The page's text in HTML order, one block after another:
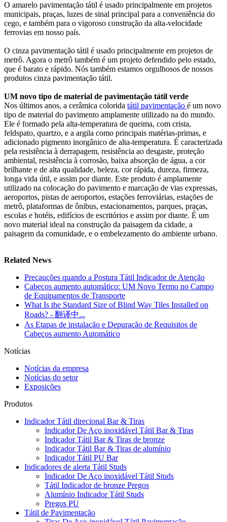
O amarelo pavimentação tátil é usado principalmente em projetos
municipais, praças, luzes de sinal principal para a conveniência do
cego, e também para o vigoroso construção da alta-velocidade
ferrovias em nosso país.
O cinza pavimentação tátil é usado principalmente em projetos de
metrô. Agora o metrô também é um projeto defendido pelo estado,
que é barato e rápido. Nós também estamos orgulhosos de nossos
produtos cinza pavimentação tátil.
UM novo tipo de material de pavimentação tátil verde
Nos últimos anos, a cerâmica colorida tátil pavimentação é um novo
tipo de material do pavimento amplamente utilizado na do mundo.
Ele é formado pela alta-temperatura de queima, com crista,
feldspato, quartzo, e a argila como principais matérias-primas, e
adicionado pigmento inorgânico de alta-temperatura. É caracterizada
pela resistência à derrapagem, resistência ao desgaste, proteção
ambiental, resistência à corrosão, baixa absorção de água, a cor
brilhante e de alta qualidade, beleza, cor rápida, dureza, firmeza,
longa vida útil, e assim por diante. Este produto é amplamente
utilizado na colocação do pavimento e marcação de vias expressas,
aeroportos, pistas de aeroportos, estações ferroviárias, estações de
metrô, plataformas de ônibus, estacionamentos, parques, praças,
escolas e hotéis, edifícios de escritórios e assim por diante. É um
novo material ideal na construção da paisagem da cidade, a
paisagem da comunidade, e o embelezamento do ambiente urbano.
Related News
Precauções quando a Postura Tátil Indicador de Atenção
Cabeços aumento automático: UM Novo Termo no Campo
de Equipamentos de Transporte
What Is the Standard Size of Blind Way Tiles Installed on
Roads? - 翻译中...
As Etapas de instalação e Depuração de Requisitos de
Cabeços aumento Automático
Notícias
Notícias da empresa
Notícias do setor
Exposições
Produtos
Indicador Tátil direcional Bar & Tiras
Indicador De Aço inoxidável Tátil Bar & Tiras
Indicador Tátil Bar & Tiras de bronze
Indicador Tátil Bar & Tiras de alumínio
Indicador Tátil PU Bar
Indicadores de alerta Tátil Studs
Indicador De Aço inoxidável Tátil Studs
Tátil Indicador de bronze Pregos
Alumínio Indicador Tátil Studs
Pregos PU
Tátil de Pavimentação